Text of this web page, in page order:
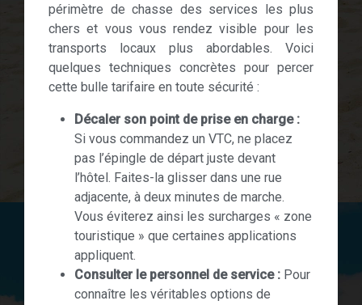
périmètre de chasse des services les plus
chers et vous vous rendez visible pour les
transports locaux plus abordables. Voici
quelques techniques concrètes pour percer
cette bulle tarifaire en toute sécurité :
Décaler son point de prise en charge :
Si vous commandez un VTC, ne placez
pas l’épingle de départ juste devant
l’hôtel. Faites-la glisser dans une rue
adjacente, à deux minutes de marche.
Vous éviterez ainsi les surcharges « zone
touristique » que certaines applications
appliquent.
Consulter le personnel de service : Pour
connaître les véritables options de